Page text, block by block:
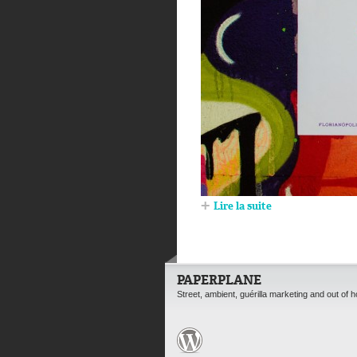
Lire la suite
PAPERPLANE
Street, ambient, guérilla marketing and out of